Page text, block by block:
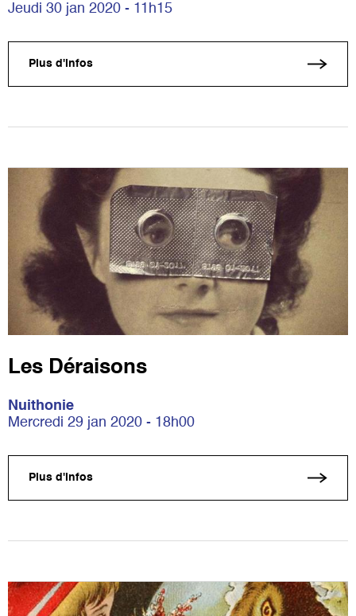
Jeudi 30 jan 2020 - 11h15
Plus d'infos
Les Déraisons
Nuithonie
Mercredi 29 jan 2020 - 18h00
Plus d'infos